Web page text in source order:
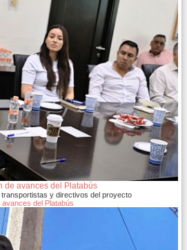
de avances del Platabús
y directivos del proyecto
del Platabús